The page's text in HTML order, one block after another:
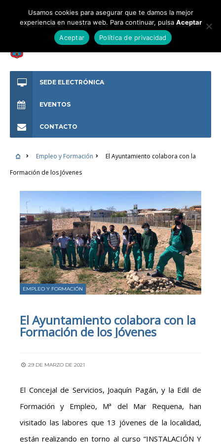
SEDE ELECTRÓNICA
EVENTOS
CONTACTO
Empleo y Formación
El Ayuntamiento colabora con la
Formación de los Jóvenes
EMPLEO Y FORMACIÓN
El Ayuntamiento colabora con la
Formación de los Jóvenes
29 DE MARZO DE 2021
El Concejal de Servicios, Joaquín Pagán, y la Edil de
Formación y Empleo, Mª del Mar Requena, han
visitado las labores que 13 jóvenes de la localidad,
están realizando en torno al curso “INSTALACIÓN Y
Usamos cookies para asegurar que te damos la mejor
experiencia en nuestra web. Para continuar, pulsa Aceptar
Aceptar
Política de privacidad